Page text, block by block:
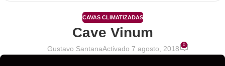
CAVAS CLIMATIZADAS
Cave Vinum
Gustavo SantanaActivado 7 agosto, 2018 0